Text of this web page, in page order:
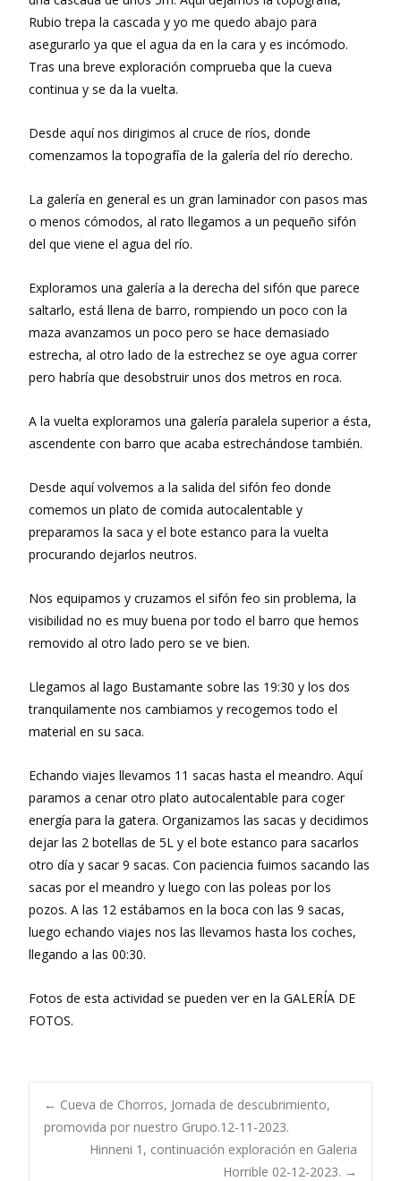
Rubio trepa la cascada y yo me quedo abajo para
asegurarlo ya que el agua da en la cara y es incómodo.
Tras una breve exploración comprueba que la cueva
continua y se da la vuelta.
Desde aquí nos dirigimos al cruce de ríos, donde
comenzamos la topografía de la galería del río derecho.
La galería en general es un gran laminador con pasos mas
o menos cómodos, al rato llegamos a un pequeño sifón
del que viene el agua del río.
Exploramos una galería a la derecha del sifón que parece
saltarlo, está llena de barro, rompiendo un poco con la
maza avanzamos un poco pero se hace demasiado
estrecha, al otro lado de la estrechez se oye agua correr
pero habría que desobstruir unos dos metros en roca.
A la vuelta exploramos una galería paralela superior a ésta,
ascendente con barro que acaba estrechándose también.
Desde aquí volvemos a la salida del sifón feo donde
comemos un plato de comida autocalentable y
preparamos la saca y el bote estanco para la vuelta
procurando dejarlos neutros.
Nos equipamos y cruzamos el sifón feo sin problema, la
visibilidad no es muy buena por todo el barro que hemos
removido al otro lado pero se ve bien.
Llegamos al lago Bustamante sobre las 19:30 y los dos
tranquilamente nos cambiamos y recogemos todo el
material en su saca.
Echando viajes llevamos 11 sacas hasta el meandro. Aquí
paramos a cenar otro plato autocalentable para coger
energía para la gatera. Organizamos las sacas y decidimos
dejar las 2 botellas de 5L y el bote estanco para sacarlos
otro día y sacar 9 sacas. Con paciencia fuimos sacando las
sacas por el meandro y luego con las poleas por los
pozos. A las 12 estábamos en la boca con las 9 sacas,
luego echando viajes nos las llevamos hasta los coches,
llegando a las 00:30.
Fotos de esta actividad se pueden ver en la GALERÍA DE
FOTOS.
Navegación
← Cueva de Chorros, Jornada de descubrimiento,
promovida por nuestro Grupo.12-11-2023.
Hinneni 1, continuación exploración en Galeria
Horrible 02-12-2023. →